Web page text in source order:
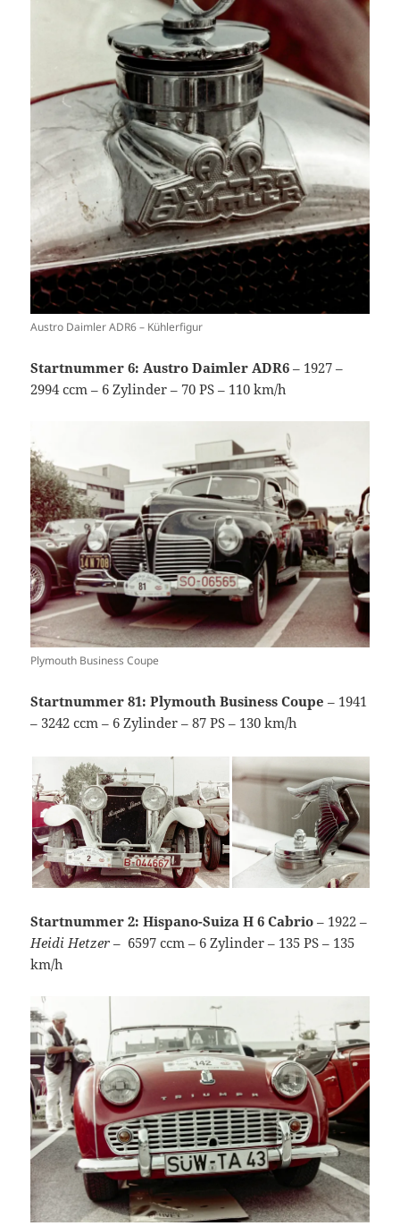
Austro Daimler ADR6 – Kühlerfigur
Startnummer 6: Austro Daimler ADR6 – 1927 –
2994 ccm – 6 Zylinder – 70 PS – 110 km/h
Plymouth Business Coupe
Startnummer 81: Plymouth Business Coupe – 1941
– 3242 ccm – 6 Zylinder – 87 PS – 130 km/h
Startnummer 2: Hispano-Suiza H 6 Cabrio – 1922 –
Heidi Hetzer – ´6597 ccm – 6 Zylinder – 135 PS – 135
km/h